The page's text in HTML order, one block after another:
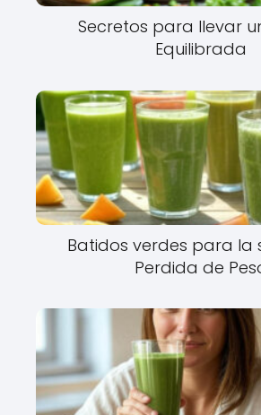
Secretos para llevar
Equilibrada
Batidos verdes para la
Perdida de